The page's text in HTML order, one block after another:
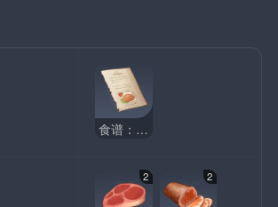
食谱：腌笃鲜
2 2